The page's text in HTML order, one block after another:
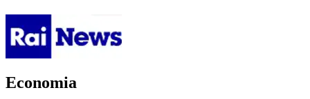
Economia